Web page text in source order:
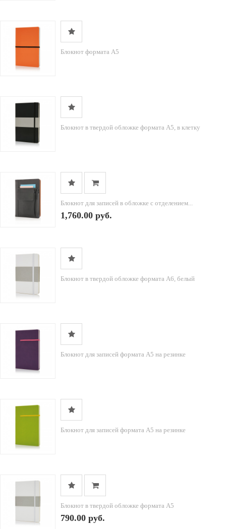
Блокнот формата A5
Блокнот в твердой обложке формата A5, в клетку
Блокнот для записей в обложке с отделением...
1,760.00 руб.
Блокнот в твердой обложке формата A6, белый
Блокнот для записей формата А5 на резинке
Блокнот для записей формата А5 на резинке
Блокнот в твердой обложке формата A5
790.00 руб.